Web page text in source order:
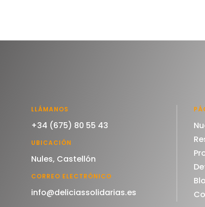
LLÁMANOS
+34 (675) 80 55 43
UBICACIÓN
Nules, Castellón
CORREO ELECTRÓNICO
info@deliciassolidarias.es